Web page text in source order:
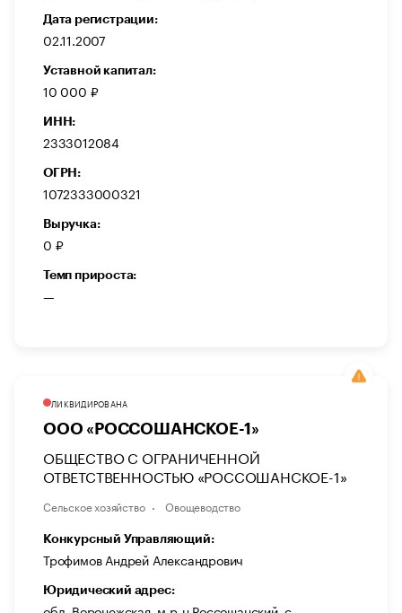
Дата регистрации:
02.11.2007
Уставной капитал:
10 000 ₽
ИНН:
2333012084
ОГРН:
1072333000321
Выручка:
0 ₽
Темп прироста:
—
ЛИКВИДИРОВАНА
ООО «РОССОШАНСКОЕ-1»
ОБЩЕСТВО С ОГРАНИЧЕННОЙ
ОТВЕТСТВЕННОСТЬЮ «РОССОШАНСКОЕ-1»
Сельское хозяйство Овощеводство
Конкурсный Управляющий:
Трофимов Андрей Александрович
Юридический адрес: